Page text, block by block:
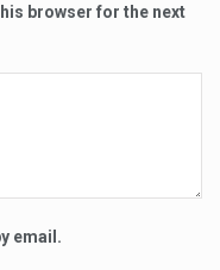
browser for the next
email.